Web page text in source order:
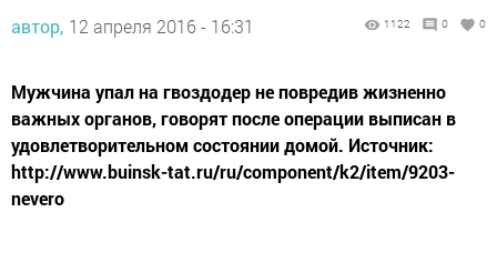
автор, 12 апреля 2016 - 16:31 1122 0 0
Мужчина упал на гвоздодер не повредив жизненно
важных органов, говорят после операции выписан в
удовлетворительном состоянии домой. Источник:
http://www.buinsk-tat.ru/ru/component/k2/item/9203-
nevero